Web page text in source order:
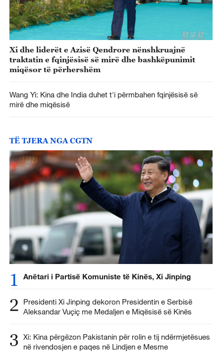
Xi dhe liderët e Azisë Qendrore nënshkruajnë
traktatin e fqinjësisë së mirë dhe bashkëpunimit
miqësor të përhershëm
Wang Yi: Kina dhe India duhet t'i përmbahen fqinjësisë së
mirë dhe miqësisë
TË TJERA NGA CGTN
1 Anëtari i Partisë Komuniste të Kinës, Xi Jinping
2
Presidenti Xi Jinping dekoron Presidentin e Serbisë
Aleksandar Vuçiç me Medaljen e Miqësisë së Kinës
3 Xi: Kina përgëzon Pakistanin për rolin e tij ndërmjetësues
në rivendosjen e paqes në Lindjen e Mesme